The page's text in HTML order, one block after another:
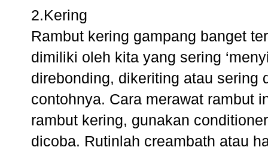
2.Kering
Rambut kering gampang banget
dimiliki oleh kita yang sering
direbonding, dikeriting atau sering
contohnya. Cara merawat rambut
rambut kering, gunakan
dicoba. Rutinlah creambath atau